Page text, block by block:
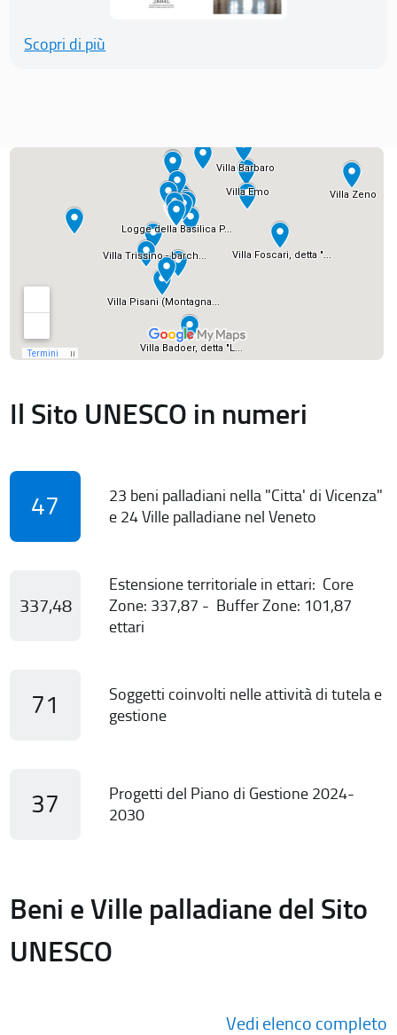
Scopri di più
Il Sito UNESCO in numeri
47
23 beni palladiani nella "Citta' di Vicenza"
e 24 Ville palladiane nel Veneto
337,48
Estensione territoriale in ettari: Core
Zone: 337,87 - Buffer Zone: 101,87
ettari
71
Soggetti coinvolti nelle attività di tutela e
gestione
37
Progetti del Piano di Gestione 2024-
2030
Beni e Ville palladiane del Sito
UNESCO
Vedi elenco completo